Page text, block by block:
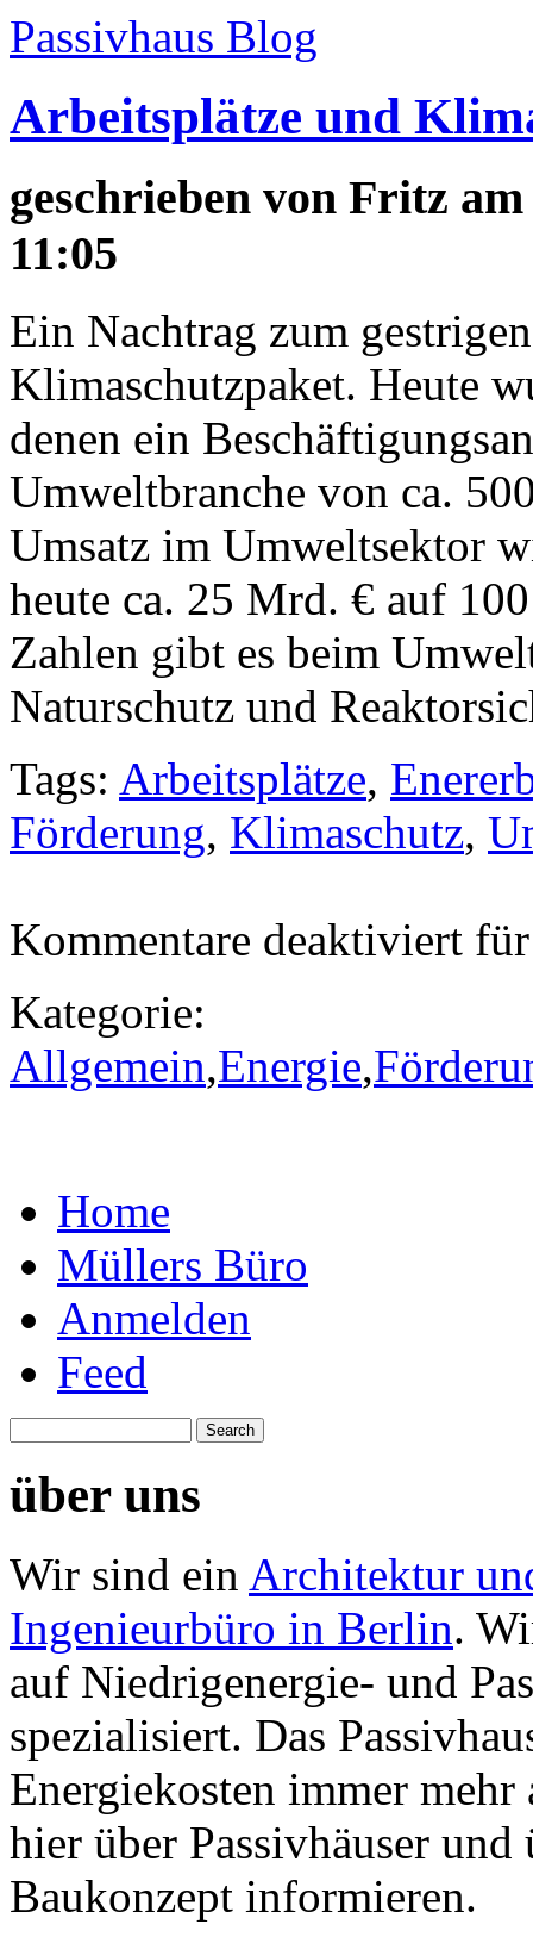
Passivhaus Blog
Arbeitsplätze und
geschrieben von Fritz
11:05
Ein Nachtrag zum
Klimaschutzpaket. Heute
denen ein
Umweltbranche von ca.
Umsatz im Umweltsektor
heute ca. 25 Mrd. € auf
Zahlen gibt es beim
Naturschutz und
Tags: Arbeitsplätze,
Förderung, Klimaschutz,
Kommentare deaktiviert
Kategorie:
Allgemein,Energie,
Home
Müllers Büro
Anmelden
Feed
über uns
Wir sind ein Architektur
Ingenieurbüro in Berlin.
auf Niedrigenergie- und
spezialisiert. Das
Energiekosten immer
hier über Passivhäuser und
Baukonzept informieren.